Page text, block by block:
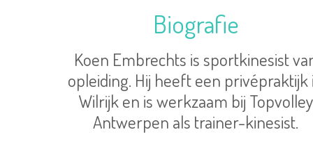
Biografie
Koen Embrechts is sportkinesist
opleiding. Hij heeft een privépraktijk
Wilrijk en is werkzaam bij Topvolley
Antwerpen als trainer-kinesist.